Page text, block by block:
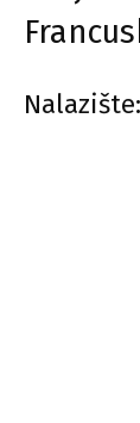
Nalazište: